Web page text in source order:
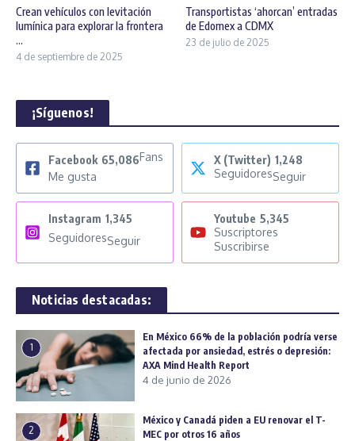
Crean vehículos con levitación
lumínica para explorar la frontera
...
4 de septiembre de 2025
Transportistas ‘ahorcan’ entradas
de Edomex a CDMX
23 de julio de 2025
¡Síguenos!
Facebook 65,086Fans
Me gusta
X (Twitter) 1,248
SeguidoresSeguir
Instagram 1,345
SeguidoresSeguir
Youtube 5,345
Suscriptores
Suscribirse
Noticias destacadas:
1
En México 66% de la población podría verse
afectada por ansiedad, estrés o depresión:
AXA Mind Health Report
4 de junio de 2026
2
México y Canadá piden a EU renovar el T-
MEC por otros 16 años